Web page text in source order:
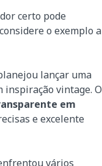
certo pode
o exemplo a
lançar uma
inspiração vintage. O
em
e excelente
vários